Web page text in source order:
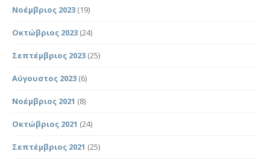
Νοέμβριος 2023 (19)
Οκτώβριος 2023 (24)
Σεπτέμβριος 2023 (25)
Αύγουστος 2023 (6)
Νοέμβριος 2021 (8)
Οκτώβριος 2021 (24)
Σεπτέμβριος 2021 (25)